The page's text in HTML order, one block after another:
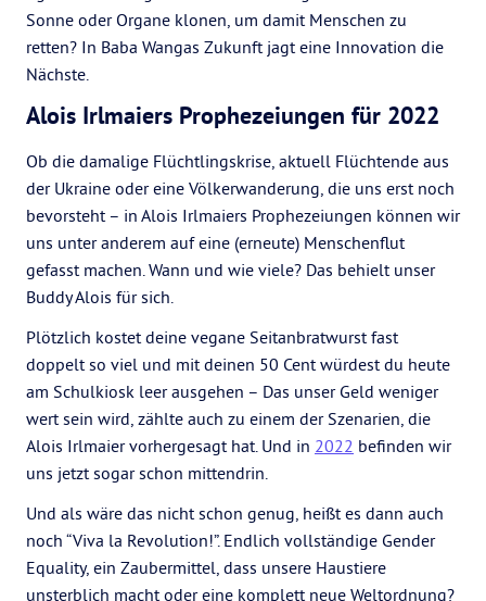
Sonne oder Organe klonen, um damit Menschen zu
retten? In Baba Wangas Zukunft jagt eine Innovation die
Nächste.
Alois Irlmaiers Prophezeiungen für 2022
Ob die damalige Flüchtlingskrise, aktuell Flüchtende aus
der Ukraine oder eine Völkerwanderung, die uns erst noch
bevorsteht – in Alois Irlmaiers Prophezeiungen können wir
uns unter anderem auf eine (erneute) Menschenflut
gefasst machen. Wann und wie viele? Das behielt unser
Buddy Alois für sich.
Plötzlich kostet deine vegane Seitanbratwurst fast
doppelt so viel und mit deinen 50 Cent würdest du heute
am Schulkiosk leer ausgehen – Das unser Geld weniger
wert sein wird, zählte auch zu einem der Szenarien, die
Alois Irlmaier vorhergesagt hat. Und in 2022 befinden wir
uns jetzt sogar schon mittendrin.
Und als wäre das nicht schon genug, heißt es dann auch
noch “Viva la Revolution!”. Endlich vollständige Gender
Equality, ein Zaubermittel, dass unsere Haustiere
unsterblich macht oder eine komplett neue Weltordnung?